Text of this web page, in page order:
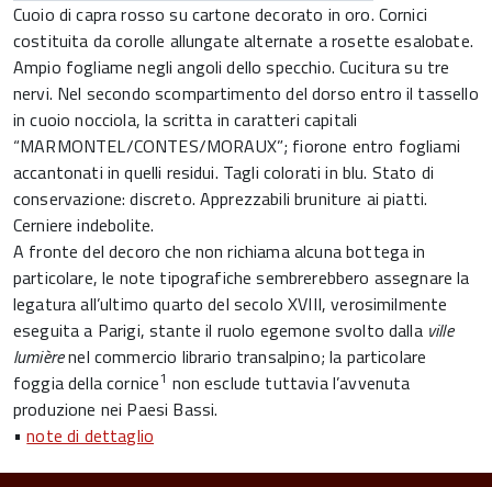
Cuoio di capra rosso su cartone decorato in oro. Cornici
costituita da corolle allungate alternate a rosette esalobate.
Ampio fogliame negli angoli dello specchio. Cucitura su tre
nervi. Nel secondo scompartimento del dorso entro il tassello
in cuoio nocciola, la scritta in caratteri capitali
“MARMONTEL/CONTES/MORAUX”; fiorone entro fogliami
accantonati in quelli residui. Tagli colorati in blu. Stato di
conservazione: discreto. Apprezzabili bruniture ai piatti.
Cerniere indebolite.
A fronte del decoro che non richiama alcuna bottega in
particolare, le note tipografiche sembrerebbero assegnare la
legatura all’ultimo quarto del secolo XVIII, verosimilmente
eseguita a Parigi, stante il ruolo egemone svolto dalla ville
lumièrenel commercio librario transalpino; la particolare
foggia della cornice1 non esclude tuttavia l’avvenuta
produzione nei Paesi Bassi.
•note di dettaglio